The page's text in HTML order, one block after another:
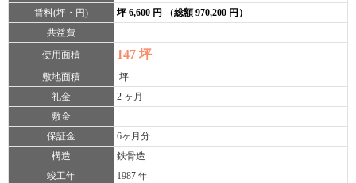
賃料(坪・円)
坪 6,600 円 （総額 970,200 円）
共益費
使用面積
147 坪
敷地面積
坪
礼金
2 ヶ月
敷金
保証金
6ヶ月分
構造
鉄骨造
竣工年
1987 年